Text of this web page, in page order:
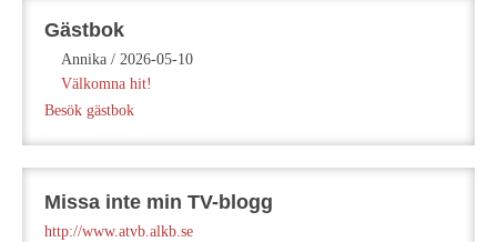
Gästbok
Annika / 2026-05-10
Välkomna hit!
Besök gästbok
Missa inte min TV-blogg
http://www.atvb.alkb.se